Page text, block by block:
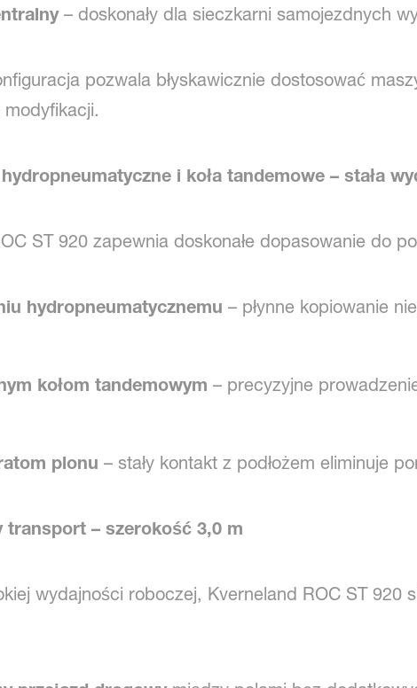
– doskonały dla sieczkarni samojezdnych
pozwala błyskawicznie dostosować
i koła tandemowe – stała
ST 920 zapewnia doskonałe dopasowanie do
hydropneumatycznemu – płynne kopiowanie
kołom tandemowym – precyzyjne
plonu – stały kontakt z podłożem eliminuje
transport – szerokość 3,0 m
wydajności roboczej, Kverneland ROC ST 920